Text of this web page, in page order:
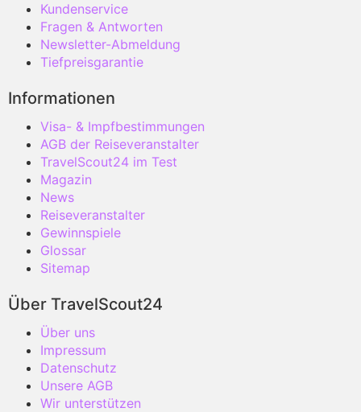
Kundenservice
Fragen & Antworten
Newsletter-Abmeldung
Tiefpreisgarantie
Informationen
Visa- & Impfbestimmungen
AGB der Reiseveranstalter
TravelScout24 im Test
Magazin
News
Reiseveranstalter
Gewinnspiele
Glossar
Sitemap
Über TravelScout24
Über uns
Impressum
Datenschutz
Unsere AGB
Wir unterstützen